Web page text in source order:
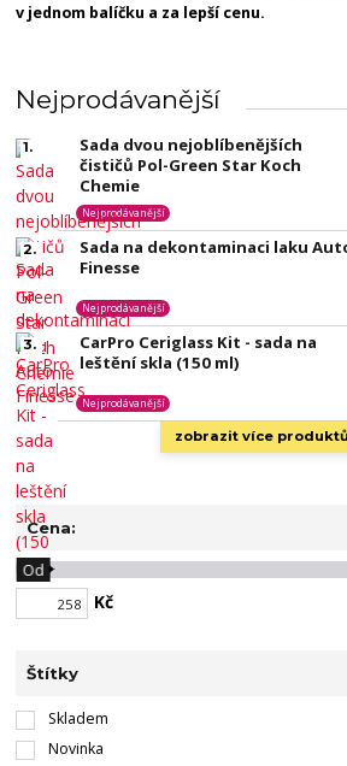
v jednom balíčku a za lepší cenu.
Nejprodávanější
1.
Sada dvou nejoblíbenějších
čističů Pol-Green Star Koch
Chemie
Nejprodávanější
2.
Sada na dekontaminaci laku
Finesse
Nejprodávanější
3.
CarPro Ceriglass Kit - sada na
leštění skla (150 ml)
Nejprodávanější
zobrazit více produktů
Cena:
Kč
Od
Štítky
Skladem
Novinka